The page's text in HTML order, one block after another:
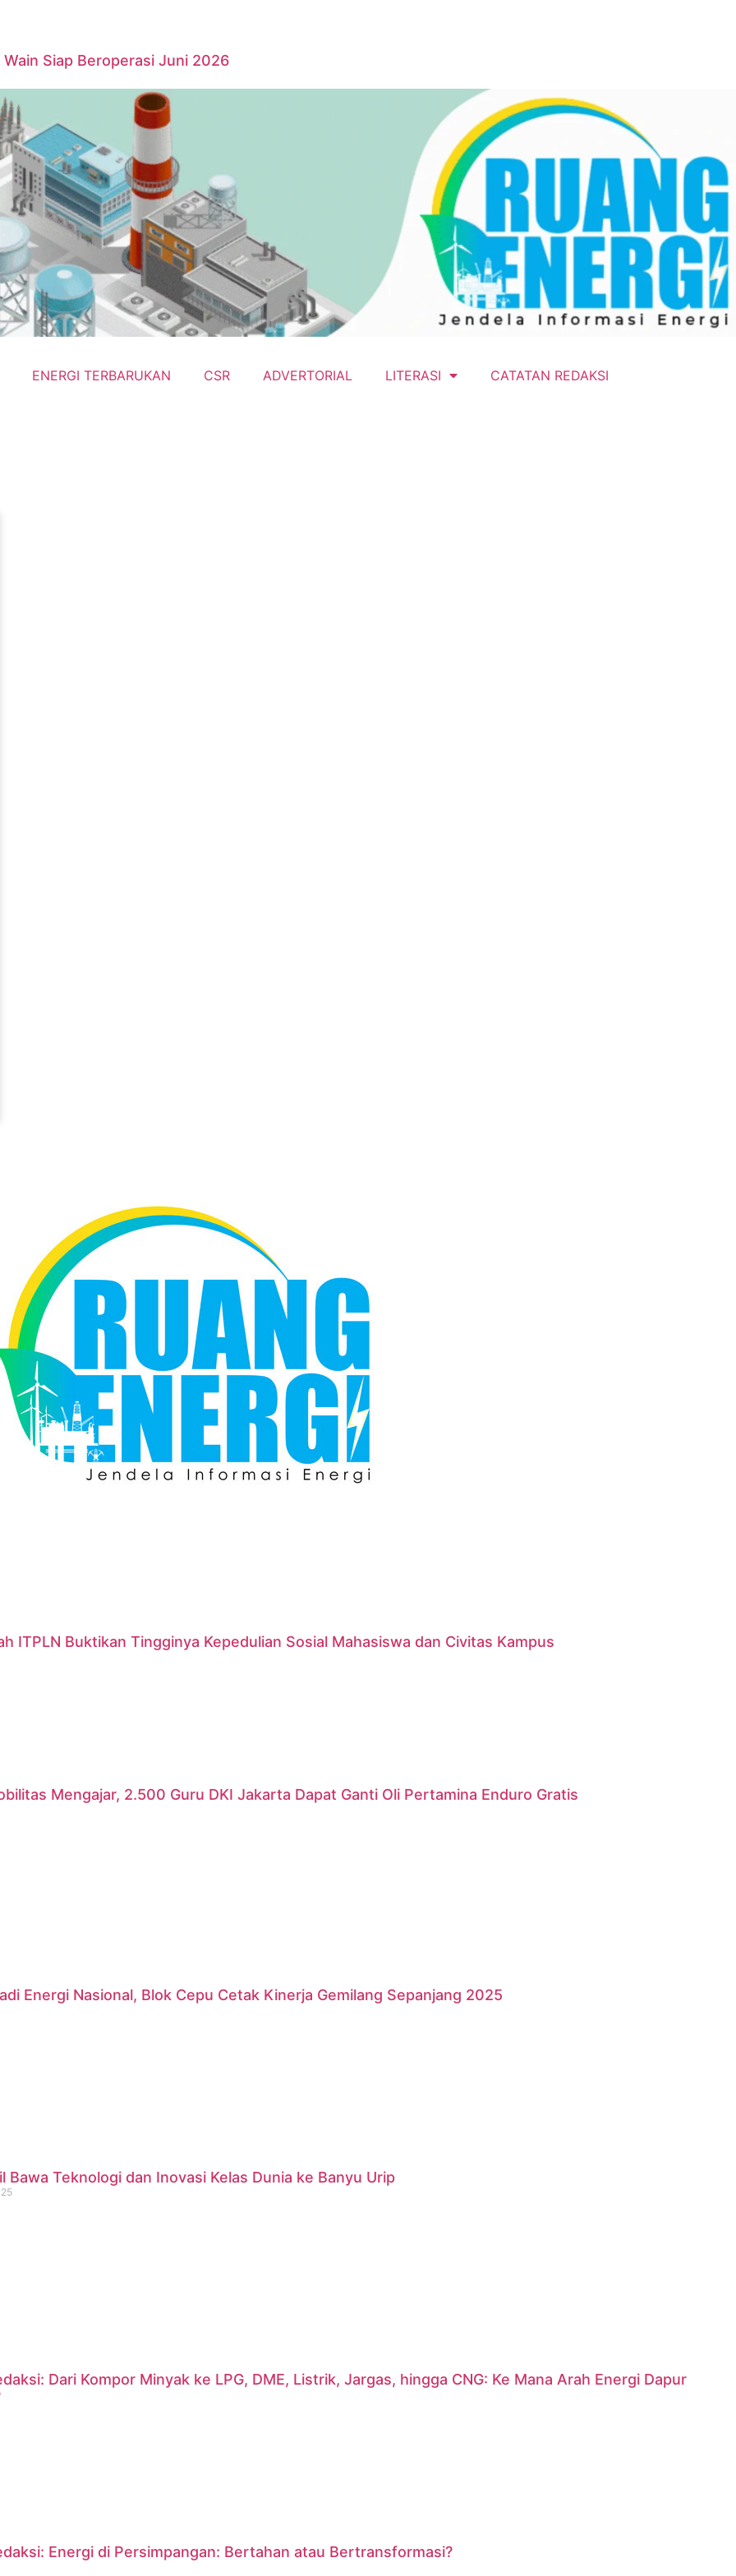
Siap Beroperasi Juni 2026
ENERGI TERBARUKAN CSR ADVERTORIAL LITERASI CATATAN REDAKSI
ITPLN Buktikan Tingginya Kepedulian Sosial Mahasiswa dan Civitas Kampus
Mengajar, 2.500 Guru DKI Jakarta Dapat Ganti Oli Pertamina Enduro Gratis
Energi Nasional, Blok Cepu Cetak Kinerja Gemilang Sepanjang 2025
Bawa Teknologi dan Inovasi Kelas Dunia ke Banyu Urip
Dari Kompor Minyak ke LPG, DME, Listrik, Jargas, hingga CNG: Ke Mana Arah Energi Dapur
Energi di Persimpangan: Bertahan atau Bertransformasi?